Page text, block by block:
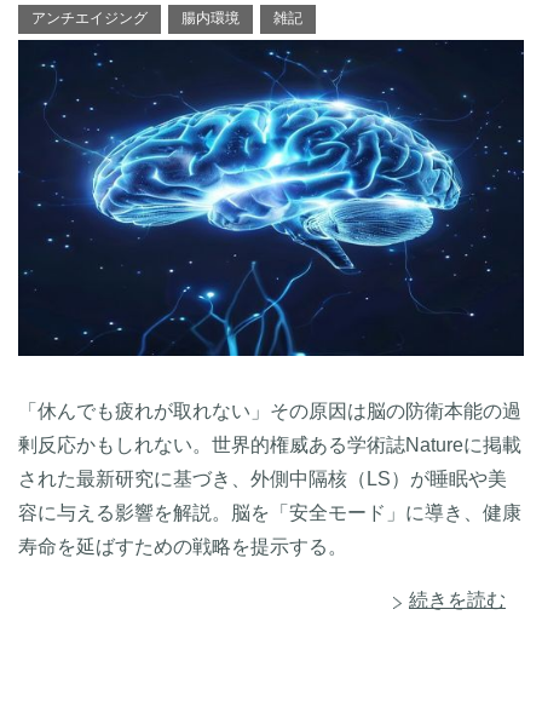
アンチエイジング 腸内環境 雑記
「休んでも疲れが取れない」その原因は脳の防衛本能の過
剰反応かもしれない。世界的権威ある学術誌Natureに掲載
された最新研究に基づき、外側中隔核（LS）が睡眠や美
容に与える影響を解説。脳を「安全モード」に導き、健康
寿命を延ばすための戦略を提示する。
続きを読む